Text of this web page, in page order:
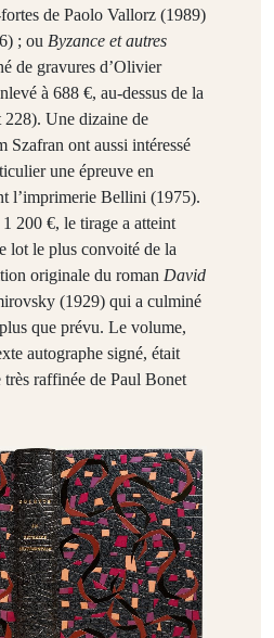
fortes de Paolo Vallorz (1989)
; ou Byzance et autres
de gravures d’Olivier
à 688 €, au-dessus de la
Une dizaine de
Szafran ont aussi intéressé
une épreuve en
l’imprimerie Bellini (1975).
200 €, le tirage a atteint
lot le plus convoité de la
originale du roman David
(1929) qui a culminé
que prévu. Le volume,
autographe signé, était
raffinée de Paul Bonet